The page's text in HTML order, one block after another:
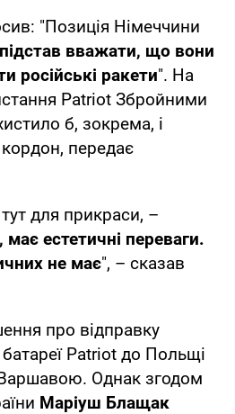
"Позиція Німеччини
вважати, що вони
російські ракети". На
Patriot Збройними
б, зокрема, і
передає
для прикраси, –
естетичні переваги.
не має", – сказав
про відправку
батареї Patriot до Польщі
Варшавою. Однак згодом
Маріуш Блащак